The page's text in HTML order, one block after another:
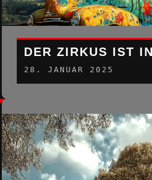
DER ZIRKUS IST
28. JANUAR 2025